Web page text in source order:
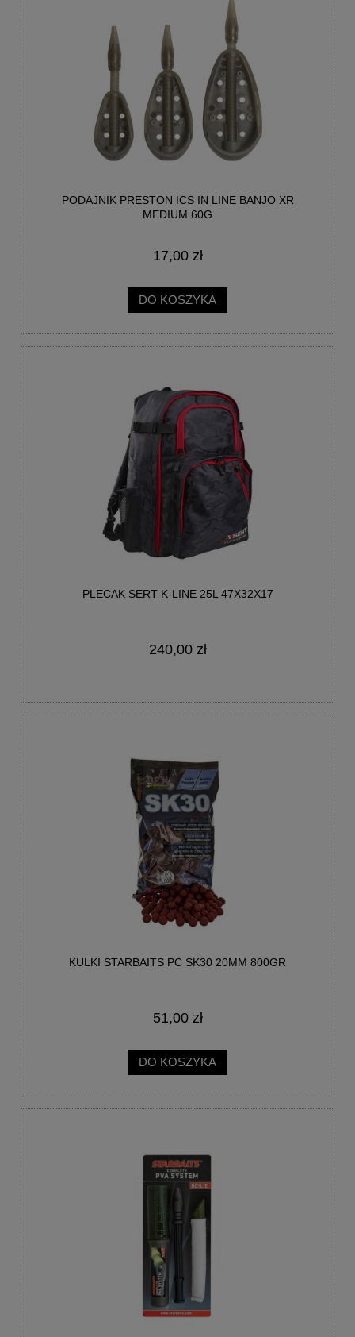
PODAJNIK PRESTON ICS IN LINE BANJO XR
MEDIUM 60G
17,00 zł
DO KOSZYKA
PLECAK SERT K-LINE 25L 47X32X17
240,00 zł
KULKI STARBAITS PC SK30 20MM 800GR
51,00 zł
DO KOSZYKA